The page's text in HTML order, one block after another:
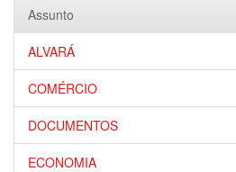
Assunto
ALVARÁ
COMÉRCIO
DOCUMENTOS
ECONOMIA